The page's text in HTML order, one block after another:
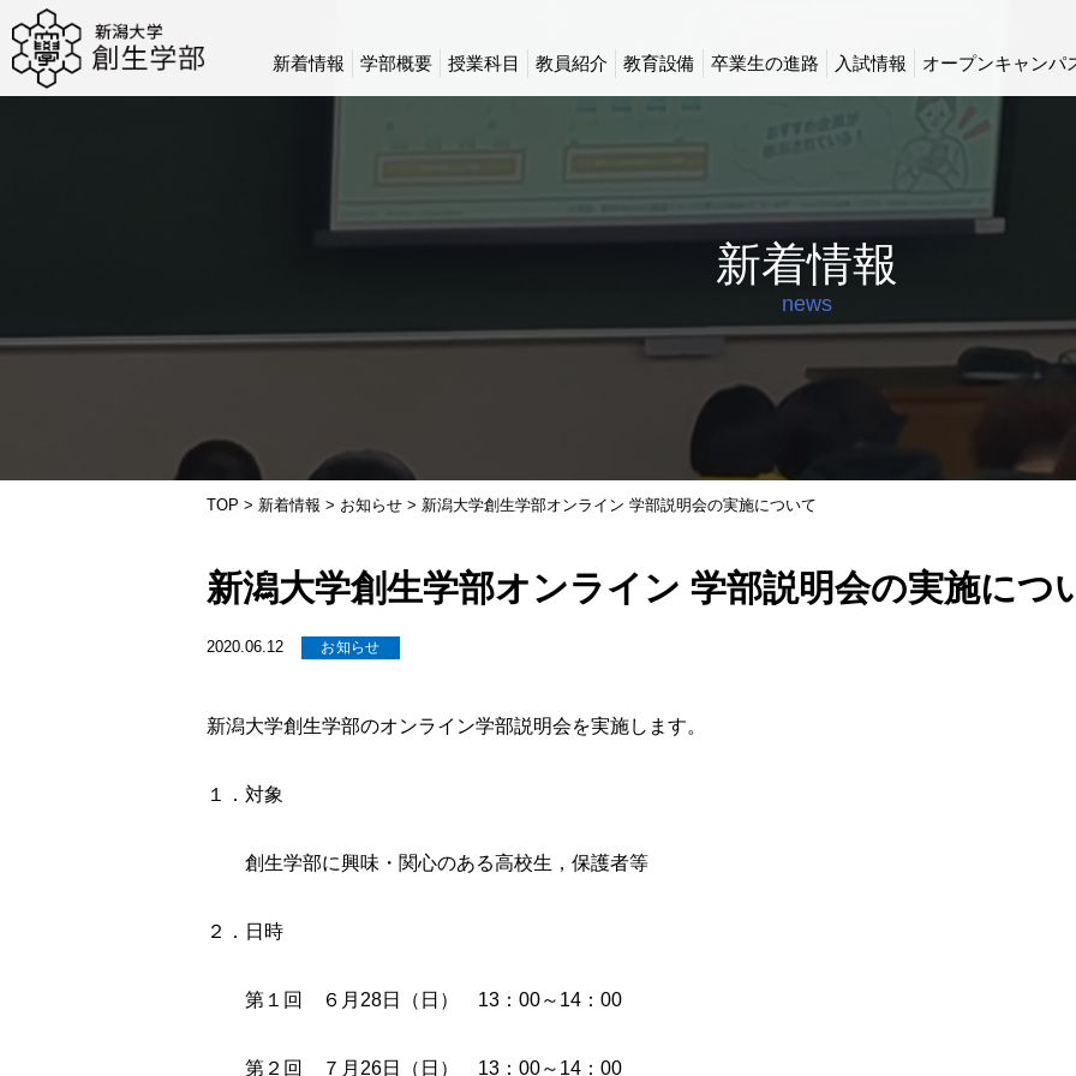
新着情報 学部概要 授業科目 教員紹介 教育設備 卒業生の進路 入試情報 オープンキャンパ
新着情報
news
TOP > 新着情報 > お知らせ > 新潟大学創生学部オンライン 学部説明会の実施について
新潟大学創生学部オンライン 学部説明会の実施につ
2020.06.12 お知らせ
新潟大学創生学部のオンライン学部説明会を実施します。
１．対象
創生学部に興味・関心のある高校生，保護者等
２．日時
第１回 ６月28日（日） 13：00～14：00
第２回 ７月26日（日） 13：00～14：00